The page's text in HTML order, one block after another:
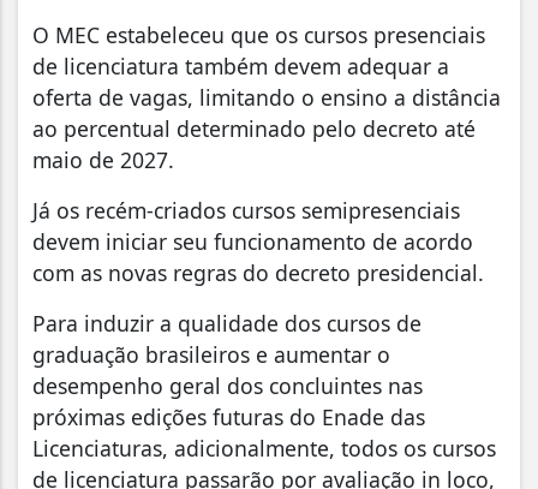
O MEC estabeleceu que os cursos presenciais
de licenciatura também devem adequar a
oferta de vagas, limitando o ensino a distância
ao percentual determinado pelo decreto até
maio de 2027.
Já os recém-criados cursos semipresenciais
devem iniciar seu funcionamento de acordo
com as novas regras do decreto presidencial.
Para induzir a qualidade dos cursos de
graduação brasileiros e aumentar o
desempenho geral dos concluintes nas
próximas edições futuras do Enade das
Licenciaturas, adicionalmente, todos os cursos
de licenciatura passarão por avaliação in loco,